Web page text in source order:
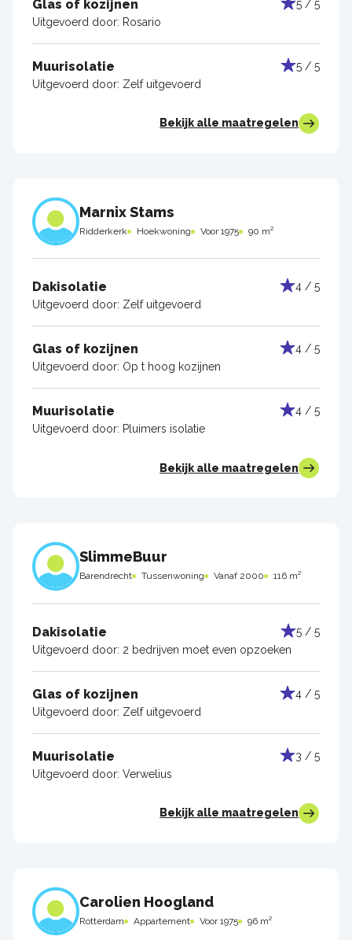
Glas of kozijnen
5 / 5
Uitgevoerd door: Rosario
Muurisolatie
5 / 5
Uitgevoerd door: Zelf uitgevoerd
Bekijk alle maatregelen
Marnix Stams
Ridderkerk Hoekwoning Voor 1975 90 m²
Dakisolatie
4 / 5
Uitgevoerd door: Zelf uitgevoerd
Glas of kozijnen
4 / 5
Uitgevoerd door: Op t hoog kozijnen
Muurisolatie
4 / 5
Uitgevoerd door: Pluimers isolatie
Bekijk alle maatregelen
SlimmeBuur
Barendrecht Tussenwoning Vanaf 2000 116 m²
Dakisolatie
5 / 5
Uitgevoerd door: 2 bedrijven moet even opzoeken
Glas of kozijnen
4 / 5
Uitgevoerd door: Zelf uitgevoerd
Muurisolatie
3 / 5
Uitgevoerd door: Verwelius
Bekijk alle maatregelen
Carolien Hoogland
Rotterdam Appartement Voor 1975 96 m²